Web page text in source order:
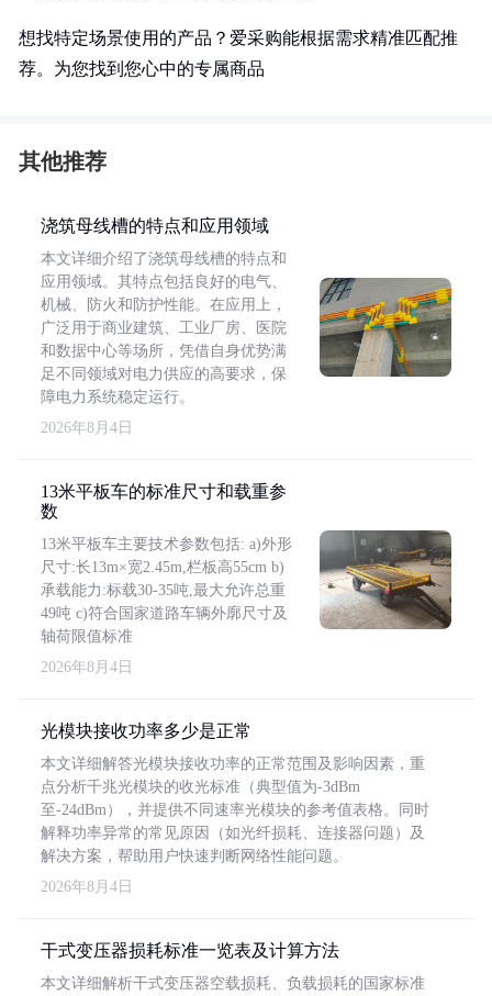
想找特定场景使用的产品？爱采购能根据需求精准匹配推
荐。为您找到您心中的专属商品
其他推荐
浇筑母线槽的特点和应用领域
本文详细介绍了浇筑母线槽的特点和
应用领域。其特点包括良好的电气、
机械、防火和防护性能。在应用上，
广泛用于商业建筑、工业厂房、医院
和数据中心等场所，凭借自身优势满
足不同领域对电力供应的高要求，保
障电力系统稳定运行。
2026年8月4日
13米平板车的标准尺寸和载重参
数
13米平板车主要技术参数包括: a)外形
尺寸:长13m×宽2.45m,栏板高55cm b)
承载能力:标载30-35吨,最大允许总重
49吨 c)符合国家道路车辆外廓尺寸及
轴荷限值标准
2026年8月4日
光模块接收功率多少是正常
本文详细解答光模块接收功率的正常范围及影响因素，重
点分析千兆光模块的收光标准（典型值为-3dBm
至-24dBm），并提供不同速率光模块的参考值表格。同时
解释功率异常的常见原因（如光纤损耗、连接器问题）及
解决方案，帮助用户快速判断网络性能问题。
2026年8月4日
干式变压器损耗标准一览表及计算方法
本文详细解析干式变压器空载损耗、负载损耗的国家标准